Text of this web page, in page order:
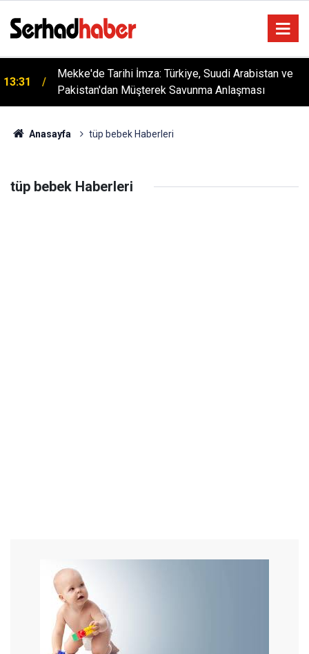
13:31
Mekke'de Tarihi İmza: Türkiye, Suudi Arabistan ve
Pakistan'dan Müşterek Savunma Anlaşması
Anasayfa tüp bebek Haberleri
tüp bebek Haberleri